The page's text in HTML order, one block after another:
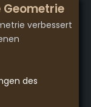
verbessert
des